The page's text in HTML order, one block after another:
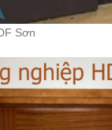
Sơn